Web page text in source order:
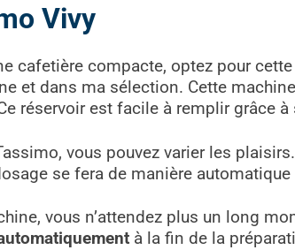
Vivy
cafetière compacte, optez pour
et dans ma sélection. Cette
réservoir est facile à remplir grâce
vous pouvez varier les
se fera de manière
vous n’attendez plus un long
à la fin de la